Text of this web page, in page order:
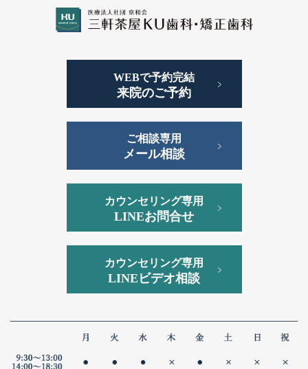
WEBで予約完結
来院のご予約
ご相談専用
メール相談
カウンセリング専用
LINEお問合せ
カウンセリング専用
LINEビデオ相談